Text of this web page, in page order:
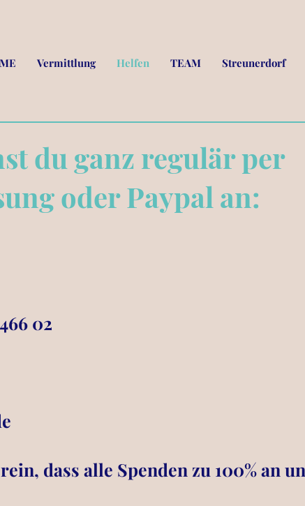
Vermittlung Helfen TEAM Streunerdorf
du ganz regulär per
oder Paypal an:
02
dass alle Spenden zu 100% an